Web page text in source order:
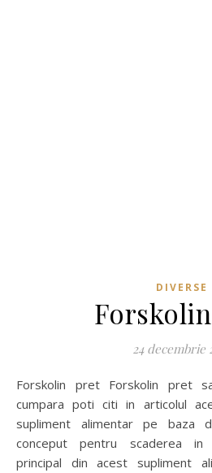
DIVERSE
24 decembrie
Forskolin pret Forskolin pret sau de unde se poate
cumpara poti citi in articolul
supliment alimentar pe baza
conceput pentru scaderea in
principal din acest supliment